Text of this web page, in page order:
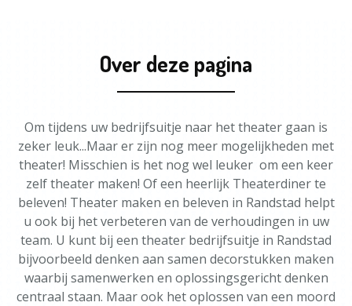
Over deze pagina
Om tijdens uw bedrijfsuitje naar het theater gaan is
zeker leuk...Maar er zijn nog meer mogelijkheden met
theater! Misschien is het nog wel leuker om een keer
zelf theater maken! Of een heerlijk Theaterdiner te
beleven! Theater maken en beleven in Randstad helpt
u ook bij het verbeteren van de verhoudingen in uw
team. U kunt bij een theater bedrijfsuitje in Randstad
bijvoorbeeld denken aan samen decorstukken maken
waarbij samenwerken en oplossingsgericht denken
centraal staan. Maar ook het oplossen van een moord